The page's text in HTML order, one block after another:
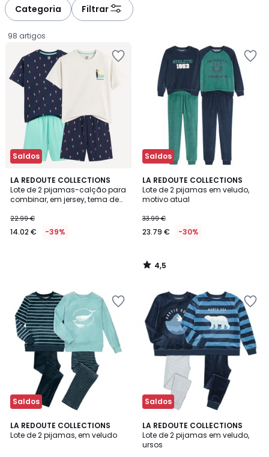
Categoria Filtrar
98 artigos
Saldos
LA REDOUTE COLLECTIONS
Lote de 2 pijamas-calção para
combinar, em jersey, tema de
€
em
39%
de
desconto
aplicado.
22.99 €
14.02 € -39%
Saldos
LA REDOUTE COLLECTIONS
Lote de 2 pijamas em veludo,
motivo atual
33.99 €
23.79 € -30%
4,5
/ 5
4,5
/
Saldos
LA REDOUTE COLLECTIONS
Lote de 2 pijamas, em veludo
4,7
/ 5
Saldos
LA REDOUTE COLLECTIONS
Lote de 2 pijamas em veludo,
ursos
4,6
/ 5